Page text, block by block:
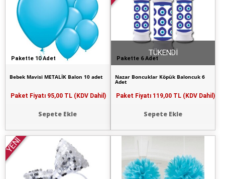
Pakette 10 Adet
Bebek Mavisi METALİK Balon 10 adet
Paket Fiyatı 95,00 TL (KDV Dahil)
Sepete Ekle
Pakette 6 Adet
Nazar Boncuklar Köpük Baloncuk 6
Adet
Paket Fiyatı 119,00 TL (KDV Dahil)
Sepete Ekle
TÜKENDİ
YENİ